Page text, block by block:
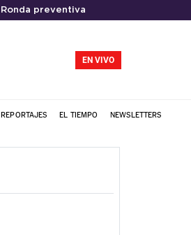
Ronda preventiva
EN VIVO
REPORTAJES EL TIEMPO NEWSLETTERS